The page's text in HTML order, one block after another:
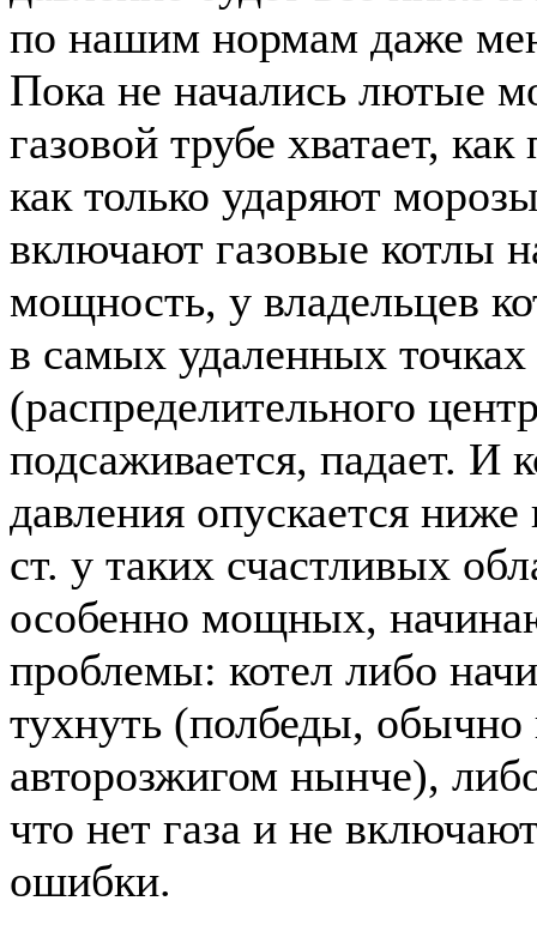
по нашим нормам даже
Пока не начались лютые
газовой трубе хватает,
как только ударяют
включают газовые котлы
мощность, у владельцев
в самых удаленных
(распределительного
подсаживается, падает. И
давления опускается
ст. у таких счастливых
особенно мощных,
проблемы: котел либо
тухнуть (полбеды, обычно
авторозжигом нынче),
что нет газа и не
ошибки.